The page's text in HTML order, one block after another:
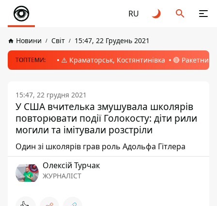
RU
Новини Світ 15:47, 22 Грудень 2021
ТОПТЕМИ: ⚠️ Краматорськ, Костянтинівка 🔴 Ракетний
15:47, 22 грудня 2021
У США вчителька змушувала школярів
повторювати події Голокосту: діти рили
могили та імітували розстріли
Один зі школярів грав роль Адольфа Гітлера
Олексій Турчак
ЖУРНАЛІСТ